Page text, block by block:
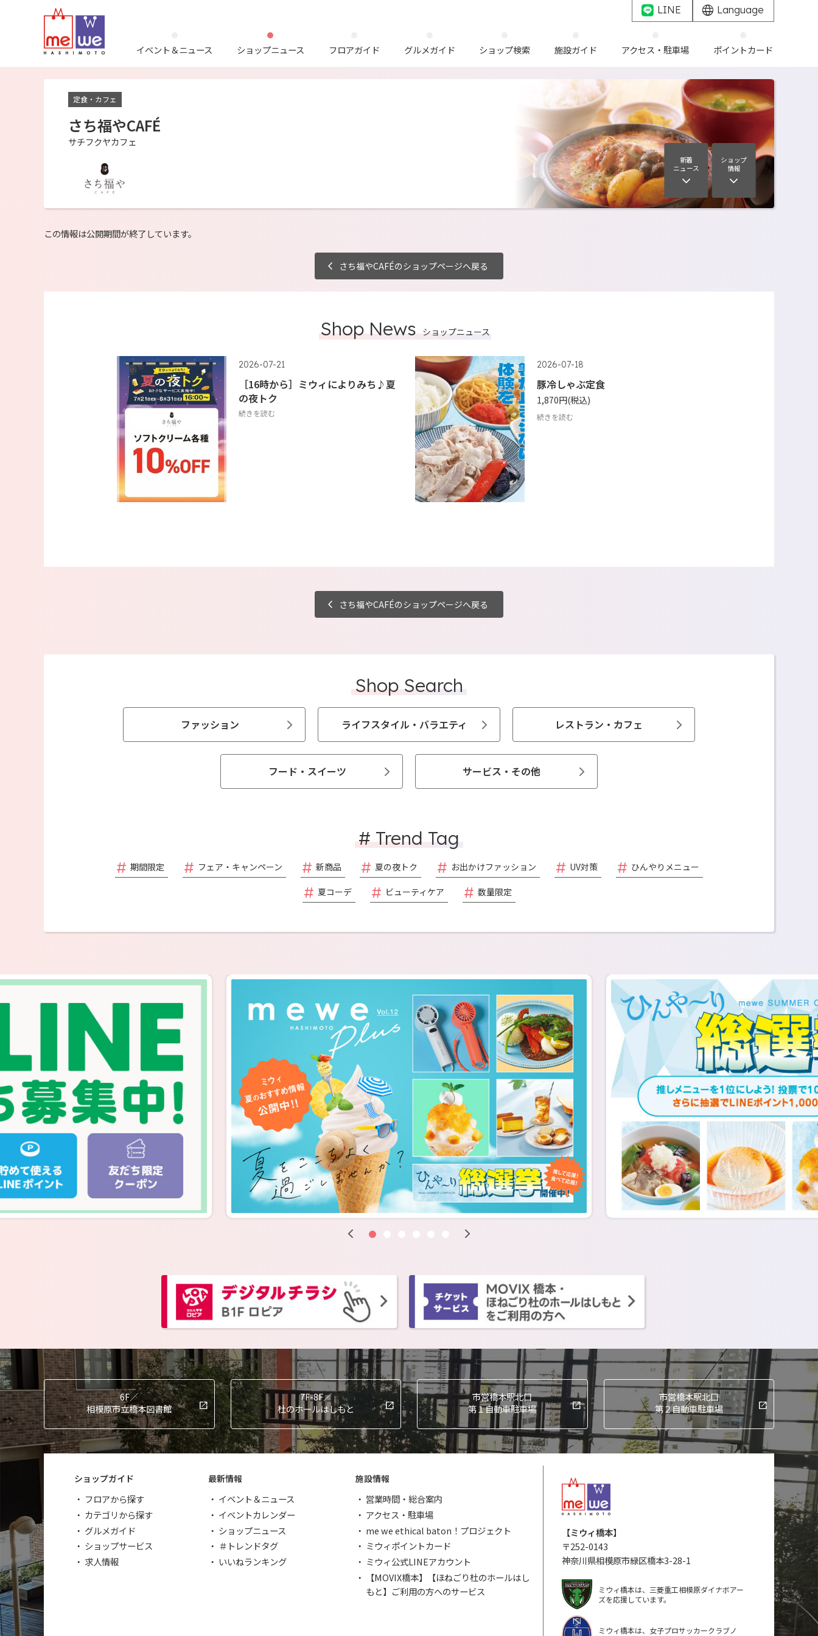
LINE Language
イベント＆ニュース ショップニュース フロアガイド グルメガイド ショップ検索 施設ガイド アクセス・駐車場 ポイントカード
定食・カフェ
さち福やCAFÉ
サチフクヤカフェ
新着
ニュース
ショップ
情報
この情報は公開期間が終了しています。
さち福やCAFÉのショップページへ戻る
Shop News ショップニュース
2026-07-21
［16時から］ミウィによりみち♪夏
の夜トク
続きを読む
2026-07-18
豚冷しゃぶ定食
1,870円(税込)
続きを読む
さち福やCAFÉのショップページへ戻る
Shop Search
ファッション ライフスタイル・バラエティ レストラン・カフェ
フード・スイーツ サービス・その他
# Trend Tag
期間限定 フェア・キャンペーン 新商品 夏の夜トク お出かけファッション UV対策 ひんやりメニュー
夏コーデ ビューティケア 数量限定
6F／
相模原市立橋本図書館
7F-8F／
杜のホールはしもと
市営橋本駅北口
第１自動車駐車場
市営橋本駅北口
第２自動車駐車場
ショップガイド
フロアから探す
カテゴリから探す
グルメガイド
ショップサービス
求人情報
最新情報
イベント＆ニュース
イベントカレンダー
ショップニュース
＃トレンドタグ
いいねランキング
施設情報
営業時間・総合案内
アクセス・駐車場
me we ethical baton！プロジェクト
ミウィポイントカード
ミウィ公式LINEアカウント
【MOVIX橋本】【ほねごり杜のホールはし
もと】ご利用の方へのサービス
【ミウィ橋本】
〒252-0143
神奈川県相模原市緑区橋本3-28-1
ミウィ橋本は、三菱重工相模原ダイナボアー
ズを応援しています。
ミウィ橋本は、女子プロサッカークラブノ